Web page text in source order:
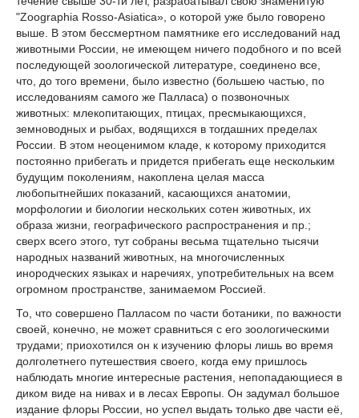
"Zoographia Rosso-Asiatica», о которой уже было говорено
выше. В этом бессмертном памятнике его исследований над
животными России, не имеющем ничего подобного и по всей
последующей зоологической литературе, соединено все,
что, до того времени, было известно (большею частью, по
исследованиям самого же Палласа) о позвоночных
животных: млекопитающих, птицах, пресмыкающихся,
земноводных и рыбах, водящихся в тогдашних пределах
России. В этом неоценимом кладе, к которому приходится
постоянно прибегать и придется прибегать еще нескольким
будущим поколениям, накоплена целая масса
любопытнейших показаний, касающихся анатомии,
морфологии и биологии нескольких сотен животных, их
образа жизни, географического распространения и пр.;
сверх всего этого, тут собраны весьма тщательно тысячи
народных названий животных, на многочисленных
инородческих языках и наречиях, употребительных на всем
огромном пространстве, занимаемом Россией.
То, что совершено Палласом по части ботаники, по важности
своей, конечно, не может сравниться с его зоологическими
трудами; приохотился он к изучению флоры лишь во время
долголетнего путешествия своего, когда ему пришлось
наблюдать многие интересные растения, непопадающиеся в
диком виде на нивах и в лесах Европы. Он задумал большое
издание флоры России, но успел выдать только две части её,